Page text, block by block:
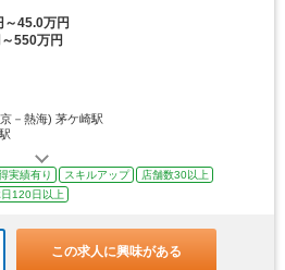
～45.0万円
550万円
－熱海) 茅ケ崎駅
実績有り スキルアップ
店舗数30以上
120日以上
この求人に興味がある